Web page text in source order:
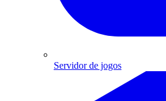
Servidor de jogos